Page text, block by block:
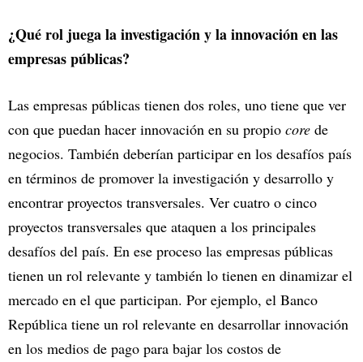
¿Qué rol juega la investigación y la innovación en las
empresas públicas?
Las empresas públicas tienen dos roles, uno tiene que ver
con que puedan hacer innovación en su propio core de
negocios. También deberían participar en los desafíos país
en términos de promover la investigación y desarrollo y
encontrar proyectos transversales. Ver cuatro o cinco
proyectos transversales que ataquen a los principales
desafíos del país. En ese proceso las empresas públicas
tienen un rol relevante y también lo tienen en dinamizar el
mercado en el que participan. Por ejemplo, el Banco
República tiene un rol relevante en desarrollar innovación
en los medios de pago para bajar los costos de